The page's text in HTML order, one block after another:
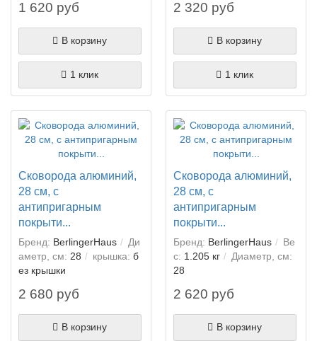
1 620 руб
В корзину
1 клик
2 320 руб
В корзину
1 клик
Сковорода алюминий,
28 см, с
антипригарным
покрыти...
Бренд: BerlingerHaus
Ди
аметр, см: 28 крышка: б
ез крышки
2 680 руб
В корзину
Сковорода алюминий,
28 см, с
антипригарным
покрыти...
Бренд: BerlingerHaus
Ве
с: 1.205 кг
Диаметр, см:
28
2 620 руб
В корзину